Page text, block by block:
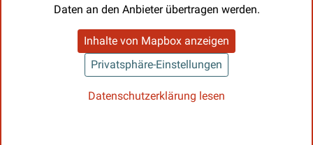
Daten an den Anbieter übertragen werden.
Inhalte von Mapbox anzeigen
Privatsphäre-Einstellungen
Datenschutzerklärung lesen